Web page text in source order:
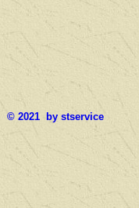
© 2021 by stservice